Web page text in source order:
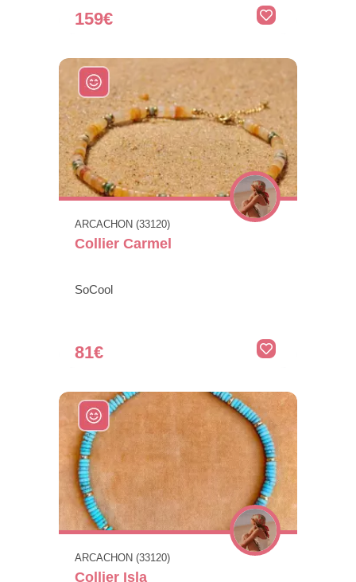
159€
ARCACHON (33120)
Collier Carmel
SoCool
81€
ARCACHON (33120)
Collier Isla